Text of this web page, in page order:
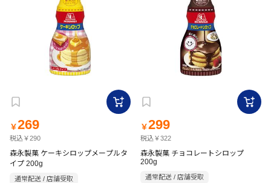
￥269
税込￥290
森永製菓 ケーキシロップメープルタ
イプ 200g
通常配送 / 店舗受取
￥299
税込￥322
森永製菓 チョコレートシロップ
200g
通常配送 / 店舗受取